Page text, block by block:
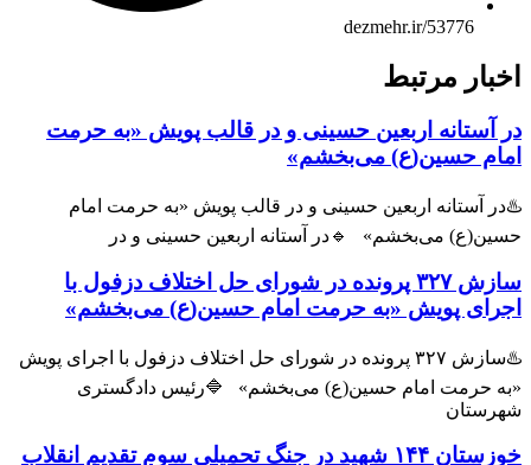
dezmehr.ir/53776
مرتبط
آستانه اربعین حسینی و در قالب پویش «به حرمت
حسین(ع) می‌بخشم»
آستانه اربعین حسینی و در قالب پویش «به حرمت امام
می‌بخشم» 🔹در آستانه اربعین حسینی و در
سازش ۳۲۷ پرونده در شورای حل اختلاف دزفول با
پویش «به حرمت امام حسین(ع) می‌بخشم»
♨️سازش ۳۲۷ پرونده در شورای حل اختلاف دزفول با اجرای پویش
حرمت امام حسین(ع) می‌بخشم» 🔷️رئیس دادگستری
خوزستان ۱۴۴ شهید در جنگ تحمیلی سوم تقدیم انقلاب